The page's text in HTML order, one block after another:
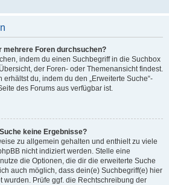
mehrere Foren durchsuchen?
indem du einen Suchbegriff in die Suchbox
der Foren- oder Themenansicht findest.
du, indem du den „Erweiterte Suche“-
des Forums aus verfügbar ist.
keine Ergebnisse?
zu allgemein gehalten und enthielt zu viele
nicht indiziert werden. Stelle eine
die Optionen, die dir die erweiterte Suche
auch möglich, dass dein(e) Suchbegriff(e) hier
wurden. Prüfe ggf. die Rechtschreibung der